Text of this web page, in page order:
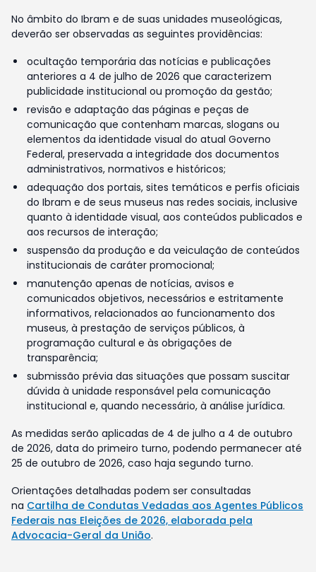
No âmbito do Ibram e de suas unidades museológicas,
deverão ser observadas as seguintes providências:
ocultação temporária das notícias e publicações
anteriores a 4 de julho de 2026 que caracterizem
publicidade institucional ou promoção da gestão;
revisão e adaptação das páginas e peças de
comunicação que contenham marcas, slogans ou
elementos da identidade visual do atual Governo
Federal, preservada a integridade dos documentos
administrativos, normativos e históricos;
adequação dos portais, sites temáticos e perfis oficiais
do Ibram e de seus museus nas redes sociais, inclusive
quanto à identidade visual, aos conteúdos publicados e
aos recursos de interação;
suspensão da produção e da veiculação de conteúdos
institucionais de caráter promocional;
manutenção apenas de notícias, avisos e
comunicados objetivos, necessários e estritamente
informativos, relacionados ao funcionamento dos
museus, à prestação de serviços públicos, à
programação cultural e às obrigações de
transparência;
submissão prévia das situações que possam suscitar
dúvida à unidade responsável pela comunicação
institucional e, quando necessário, à análise jurídica.
As medidas serão aplicadas de 4 de julho a 4 de outubro
de 2026, data do primeiro turno, podendo permanecer até
25 de outubro de 2026, caso haja segundo turno.
Orientações detalhadas podem ser consultadas
na Cartilha de Condutas Vedadas aos Agentes Públicos
Federais nas Eleições de 2026, elaborada pela
Advocacia-Geral da União.